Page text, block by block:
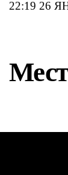
22:19 26